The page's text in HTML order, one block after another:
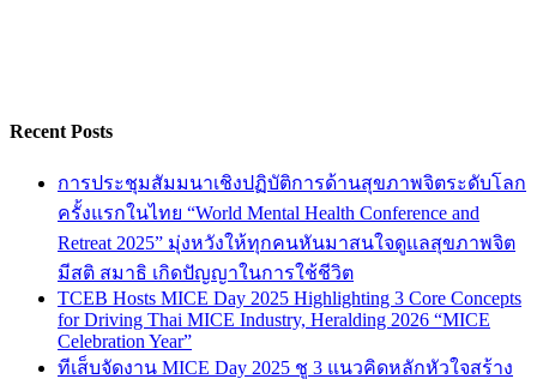
Recent Posts
การประชุมสัมมนาเชิงปฏิบัติการด้านสุขภาพจิตระดับโลก
ครั้งแรกในไทย “World Mental Health Conference and
Retreat 2025” มุ่งหวังให้ทุกคนหันมาสนใจดูแลสุขภาพจิต
มีสติ สมาธิ เกิดปัญญาในการใช้ชีวิต
TCEB Hosts MICE Day 2025 Highlighting 3 Core Concepts
for Driving Thai MICE Industry, Heralding 2026 “MICE
Celebration Year”
ทีเส็บจัดงาน MICE Day 2025 ชู 3 แนวคิดหลักหัวใจสร้าง